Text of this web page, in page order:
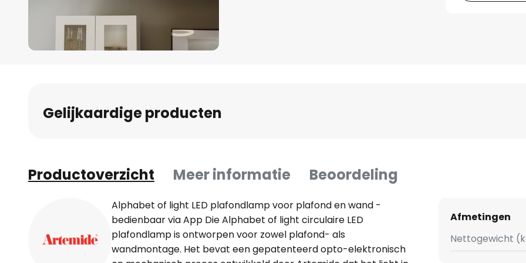
vanGelijkaardige producten
Productoverzicht Meer informatie Beoordeling
Alphabet of light LED plafondlamp voor plafond en wand -
bedienbaar via App Die Alphabet of light circulaire LED
plafondlamp is ontworpen voor zowel plafond- als
wandmontage. Het bevat een gepatenteerd opto-elektronisch
Afmetingen
Nettogewicht